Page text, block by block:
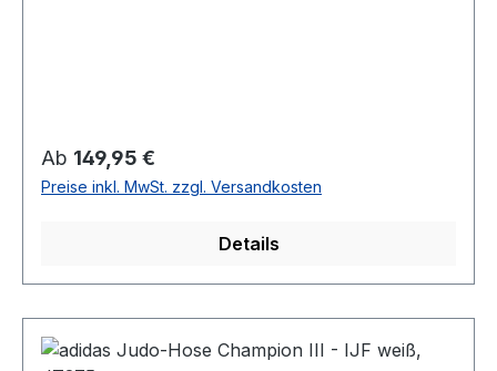
Regulärer Preis:
Ab 149,95 €
Preise inkl. MwSt. zzgl. Versandkosten
Details